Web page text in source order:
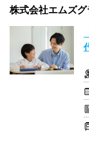
株式会社エムズ